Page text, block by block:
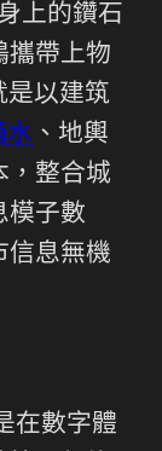
上的鑽石
攜帶上物
以建筑
水 、地輿
，整合城
模子數
信息無機
數字體